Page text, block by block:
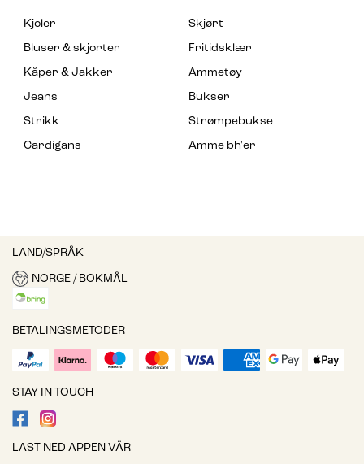
Kjoler
Skjørt
Bluser & skjorter
Fritidsklær
Kåper & Jakker
Ammetøy
Jeans
Bukser
Strikk
Strømpebukse
Cardigans
Amme bh'er
LAND/SPRÅK
NORGE / BOKMÅL
BETALINGSMETODER
STAY IN TOUCH
LAST NED APPEN VÄR